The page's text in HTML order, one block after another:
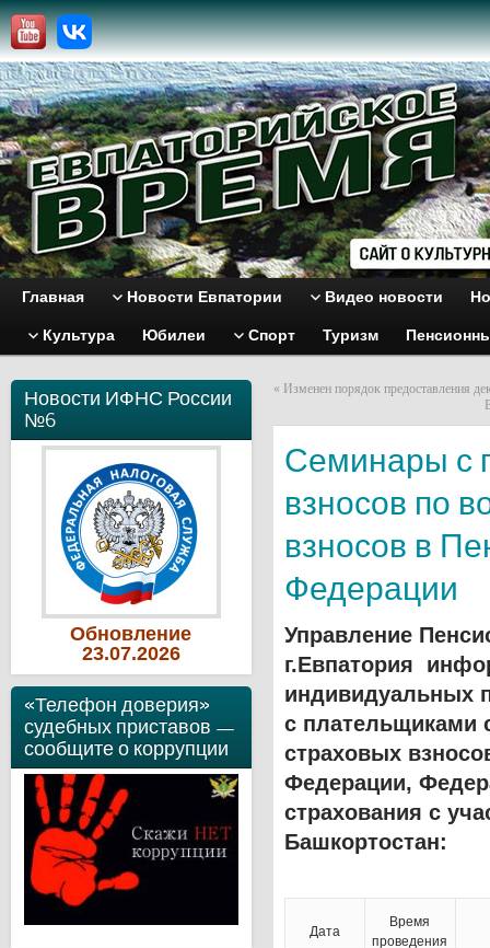
Главная Новости Евпатории Видео новости
Культура Юбилеи Спорт Туризм
Новости ИФНС России
№6
Обновление
23.07.2026
«Телефон доверия»
судебных приставов —
сообщите о коррупции
« Изменен порядок предоставления
Семинары с
взносов по
взносов в
Федерации
Управление
г.Евпатория
индивидуальных
с плательщиками
страховых
Федерации,
страхования с
Башкортостан:
Дата
Время
проведения